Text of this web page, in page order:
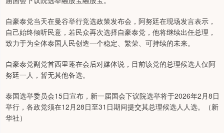
自豪泰党当天在曼谷举行竞选政策发布会，阿努廷在现场发言表示，
自己始终倾听民意，若民众再次选择自豪泰党，他将继续出任总理，
致力于为全体泰国人民创造一个稳定、繁荣、可持续的未来。
自豪泰党副党首西里蓬在会后对媒体说，目前该党的总理候选人仅阿
努廷一人，暂无其他备选。
泰国选举委员会15日宣布，新一届国会下议院选举将于2026年2月8日
举行，各政党须在12月28日至31日期间提交其总理候选人人选。（新
华社）